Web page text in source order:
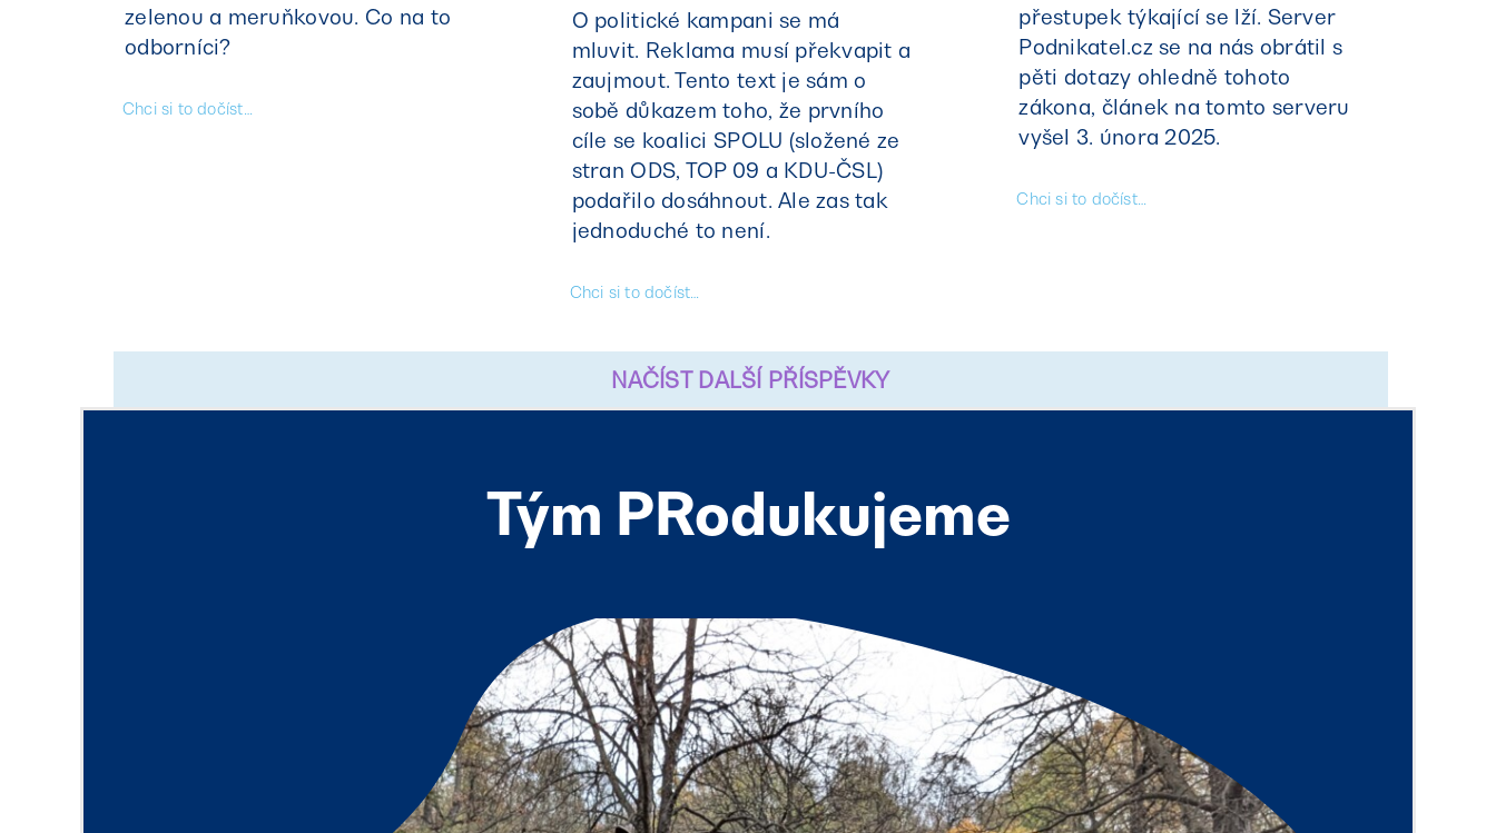
zelenou a meruňkovou. Co na to
odborníci?
Chci si to dočíst…
O politické kampani se má
mluvit. Reklama musí překvapit a
zaujmout. Tento text je sám o
sobě důkazem toho, že prvního
cíle se koalici SPOLU (složené ze
stran ODS, TOP 09 a KDU-ČSL)
podařilo dosáhnout. Ale zas tak
jednoduché to není.
Chci si to dočíst…
přestupek týkající se lží. Server
Podnikatel.cz se na nás obrátil s
pěti dotazy ohledně tohoto
zákona, článek na tomto serveru
vyšel 3. února 2025.
Chci si to dočíst…
NAČÍST DALŠÍ PŘÍSPĚVKY
Tým PRodukujeme